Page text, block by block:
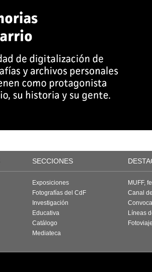
SECCIONES
Exposiciones
Fotografías del CdF
Investigación
Educativa
Catálogo
Mediateca
MUFF,
Canal
Líneas